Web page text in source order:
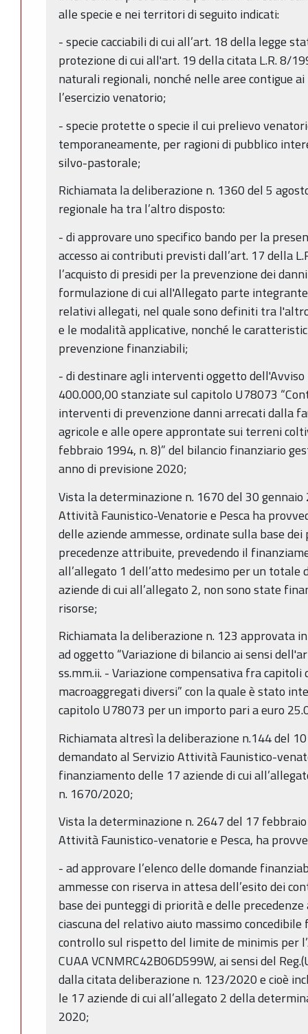
alle specie e nei territori di seguito indicati:
- specie cacciabili di cui all’art. 18 della legge
protezione di cui all'art. 19 della citata L.R. 8/
naturali regionali, nonché nelle aree contigue
l’esercizio venatorio;
- specie protette o specie il cui prelievo
temporaneamente, per ragioni di pubblico
silvo-pastorale;
Richiamata la deliberazione n. 1360 del 5
regionale ha tra l’altro disposto:
- di approvare uno specifico bando per la
accesso ai contributi previsti dall’art. 17 della
l’acquisto di presidi per la prevenzione dei
formulazione di cui all'Allegato parte
relativi allegati, nel quale sono definiti tra
e le modalità applicative, nonché le
prevenzione finanziabili;
- di destinare agli interventi oggetto
400.000,00 stanziate sul capitolo U78073
interventi di prevenzione danni arrecati dalla
agricole e alle opere approntate sui terreni
febbraio 1994, n. 8)” del bilancio finanziario
anno di previsione 2020;
Vista la determinazione n. 1670 del 30
Attività Faunistico-Venatorie e Pesca ha
delle aziende ammesse, ordinate sulla base
precedenze attribuite, prevedendo il
all’allegato 1 dell’atto medesimo per un
aziende di cui all’allegato 2, non sono state
risorse;
Richiamata la deliberazione n. 123 approvata
ad oggetto “Variazione di bilancio ai sensi
ss.mm.ii. - Variazione compensativa fra
macroaggregati diversi” con la quale è stato
capitolo U78073 per un importo pari a euro
Richiamata altresì la deliberazione n.144 del
demandato al Servizio Attività Faunistico-
finanziamento delle 17 aziende di cui
n. 1670/2020;
Vista la determinazione n. 2647 del 17
Attività Faunistico-venatorie e Pesca, ha
- ad approvare l’elenco delle domande
ammesse con riserva in attesa dell’esito dei
base dei punteggi di priorità e delle
ciascuna del relativo aiuto massimo
controllo sul rispetto del limite de minimis per
CUAA VCNMRC42B06D599W, ai sensi del
dalla citata deliberazione n. 123/2020 e cioè
le 17 aziende di cui all’allegato 2 della
2020;